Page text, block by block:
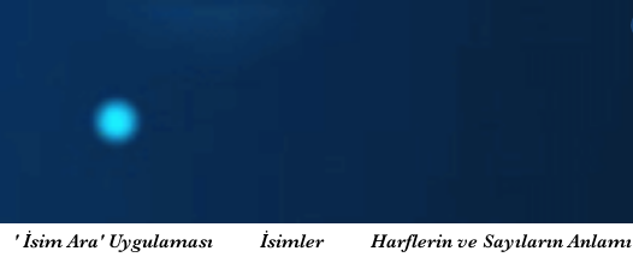
' İsim Ara' Uygulaması İsimler Harflerin ve Sayıların Anlamı